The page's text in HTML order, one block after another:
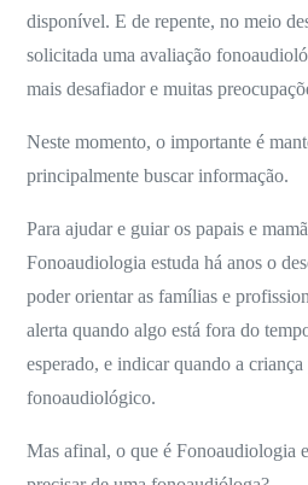
disponível. E de repente, no meio
solicitada uma avaliação
mais desafiador e muitas
Neste momento, o importante é
principalmente buscar informação.
Para ajudar e guiar os papais e
Fonoaudiologia estuda há anos o
poder orientar as famílias e
alerta quando algo está fora do
esperado, e indicar quando a
fonoaudiológico.
Mas afinal, o que é Fonoaudiologia